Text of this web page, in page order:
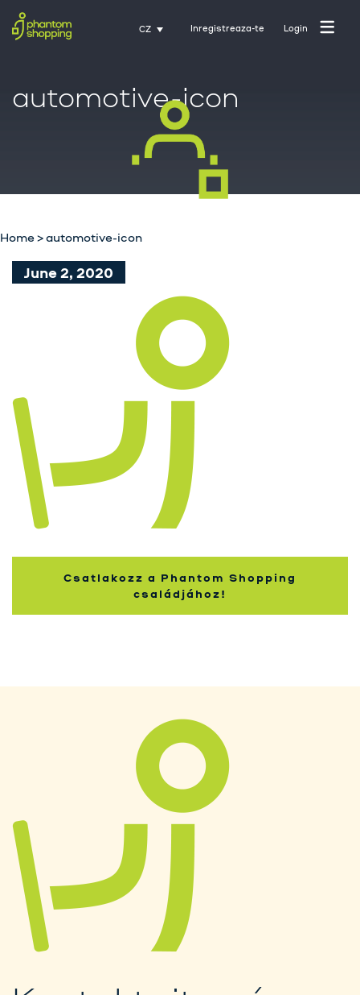
CZ Inregistreaza-te Login
Domovská stránka
O nás
Kontakt
Trénink s Activate
Nakupující
automotive-icon
Home>automotive-icon
June 2, 2020
Csatlakozz a Phantom Shopping
családjához!